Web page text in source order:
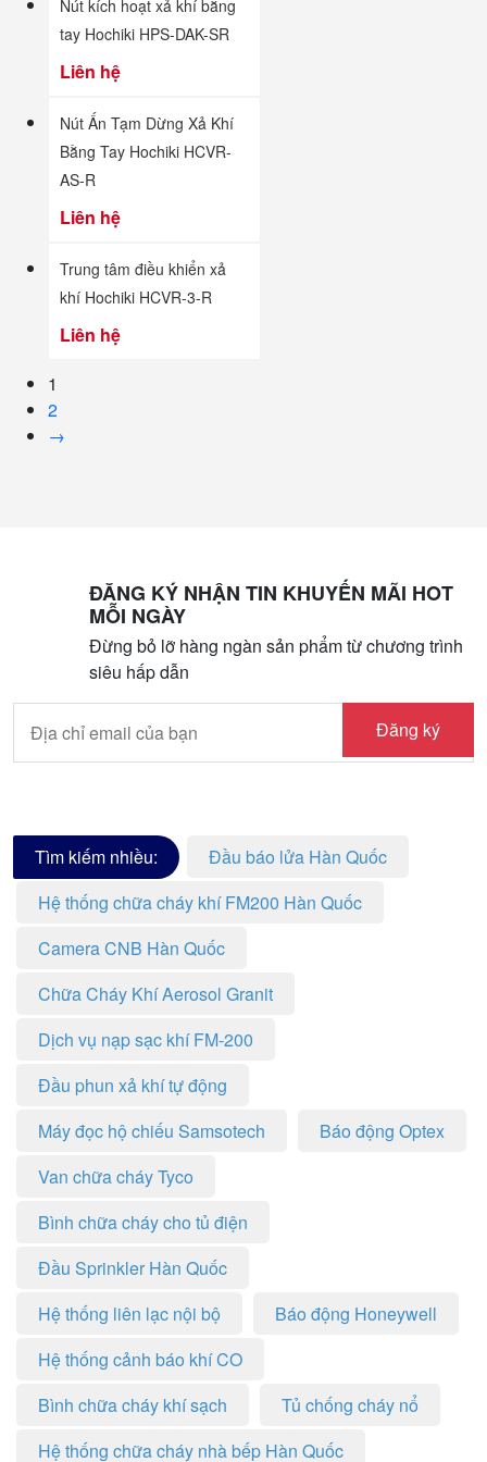
Nút kích hoạt xả khí bằng
tay Hochiki HPS-DAK-SR
Liên hệ
Nút Ấn Tạm Dừng Xả Khí
Bằng Tay Hochiki HCVR-
AS-R
Liên hệ
Trung tâm điều khiển xả
khí Hochiki HCVR-3-R
Liên hệ
1
2
→
ĐĂNG KÝ NHẬN TIN KHUYẾN MÃI HOT
MỖI NGÀY
Đừng bỏ lỡ hàng ngàn sản phẩm từ chương trình
siêu hấp dẫn
Đăng ký
Tìm kiếm nhiều:
Đầu báo lửa Hàn Quốc
Hệ thống chữa cháy khí FM200 Hàn Quốc
Camera CNB Hàn Quốc
Chữa Cháy Khí Aerosol Granit
Dịch vụ nạp sạc khí FM-200
Đầu phun xả khí tự động
Máy đọc hộ chiếu Samsotech
Báo động Optex
Van chữa cháy Tyco
Bình chữa cháy cho tủ điện
Đầu Sprinkler Hàn Quốc
Hệ thống liên lạc nội bộ
Báo động Honeywell
Hệ thống cảnh báo khí CO
Bình chữa cháy khí sạch
Tủ chống cháy nổ
Hệ thống chữa cháy nhà bếp Hàn Quốc